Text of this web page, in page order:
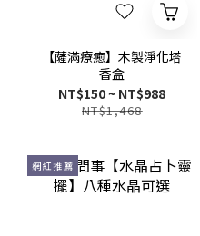
【薩滿療癒】木製淨化塔
香盒
NT$150 ~ NT$988
NT$1,468
網紅推薦